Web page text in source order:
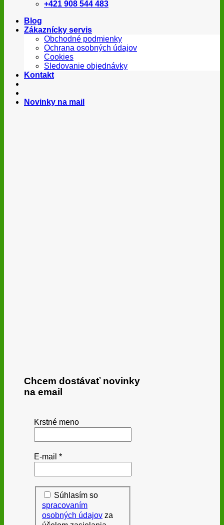
+421 908 544 483
Blog
Zákaznícky servis
Obchodné podmienky
Ochrana osobných údajov
Cookies
Sledovanie objednávky
Kontakt
Novinky na mail
Chcem dostávať novinky
na email
Krstné meno
E-mail *
Súhlasím so
spracovaním
osobných údajov za